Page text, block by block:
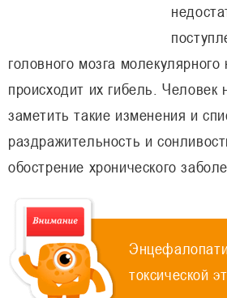
головного мозга молекулярного
происходит их гибель. Человек
заметить такие изменения и
раздражительность и
обострение хронического
токсической